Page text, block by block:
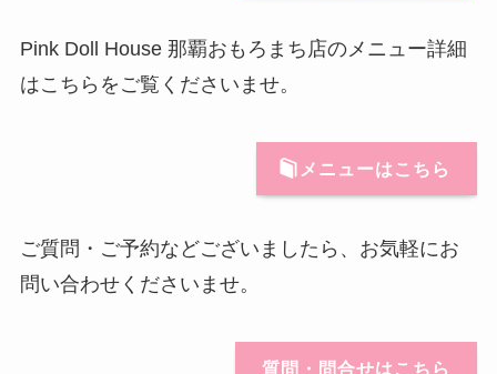
Pink Doll House 那覇おもろまち店のメニュー詳細
はこちらをご覧くださいませ。
メニューはこちら
ご質問・ご予約などございましたら、お気軽にお
問い合わせくださいませ。
質問・問合せはこちら